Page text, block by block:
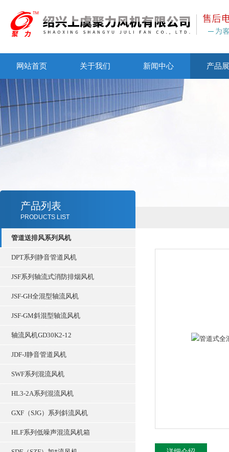
网站首页 关于我们 新闻中心 产品
产品列表
PRODUCTS LIST
管道送排风系列风机
DPT系列静音管道风机
JSF系列轴流式消防排烟风机
JSF-GH全混型轴流风机
JSF-GM斜混型轴流风机
轴流风机GD30K2-12
JDF-J静音管道风机
SWF系列混流风机
HL3-2A系列混流风机
GXF（SJG）系列斜流风机
HLF系列低噪声混流风机箱